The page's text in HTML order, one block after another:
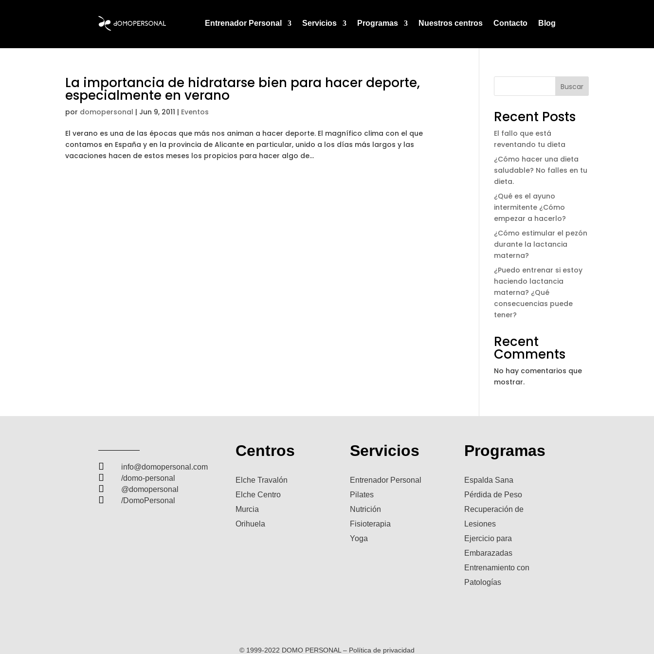
Entrenador Personal Servicios Programas Nuestros centros Contacto Blog
La importancia de hidratarse bien para hacer deporte,
especialmente en verano
por domopersonal | Jun 9, 2011 | Eventos
El verano es una de las épocas que más nos animan a hacer deporte. El magnífico clima con el que
contamos en España y en la provincia de Alicante en particular, unido a los días más largos y las
vacaciones hacen de estos meses los propicios para hacer algo de...
Buscar
Recent Posts
El fallo que está
reventando tu dieta
¿Cómo hacer una dieta
saludable? No falles en tu
dieta.
¿Qué es el ayuno
intermitente ¿Cómo
empezar a hacerlo?
¿Cómo estimular el pezón
durante la lactancia
materna?
¿Puedo entrenar si estoy
haciendo lactancia
materna? ¿Qué
consecuencias puede
tener?
Recent
Comments
No hay comentarios que
mostrar.
 info@domopersonal.com
 /domo-personal
 @domopersonal
 /DomoPersonal
Centros
Elche Travalón
Elche Centro
Murcia
Orihuela
Servicios
Entrenador Personal
Pilates
Nutrición
Fisioterapia
Yoga
Programas
Espalda Sana
Pérdida de Peso
Recuperación de
Lesiones
Ejercicio para
Embarazadas
Entrenamiento con
Patologías
© 1999-2022 DOMO PERSONAL – Política de privacidad